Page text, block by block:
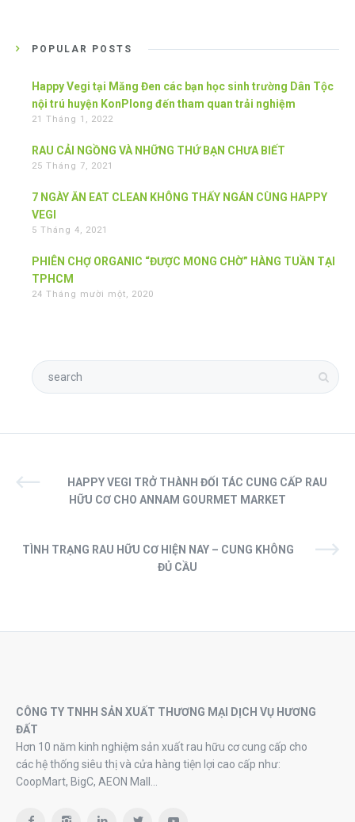
POPULAR POSTS
Happy Vegi tại Măng Đen các bạn học sinh trường Dân Tộc
nội trú huyện KonPlong đến tham quan trải nghiệm
21 Tháng 1, 2022
RAU CẢI NGỒNG VÀ NHỮNG THỨ BẠN CHƯA BIẾT
25 Tháng 7, 2021
7 NGÀY ĂN EAT CLEAN KHÔNG THẤY NGÁN CÙNG HAPPY
VEGI
5 Tháng 4, 2021
PHIÊN CHỢ ORGANIC “ĐƯỢC MONG CHỜ” HÀNG TUẦN TẠI
TPHCM
24 Tháng mười một, 2020
HAPPY VEGI TRỞ THÀNH ĐỐI TÁC CUNG CẤP RAU
HỮU CƠ CHO ANNAM GOURMET MARKET
TÌNH TRẠNG RAU HỮU CƠ HIỆN NAY – CUNG KHÔNG
ĐỦ CẦU
CÔNG TY TNHH SẢN XUẤT THƯƠNG MẠI DỊCH VỤ HƯƠNG
ĐẤT
Hơn 10 năm kinh nghiệm sản xuất rau hữu cơ cung cấp cho
các hệ thống siêu thị và cửa hàng tiện lợi cao cấp như:
CoopMart, BigC, AEON Mall…